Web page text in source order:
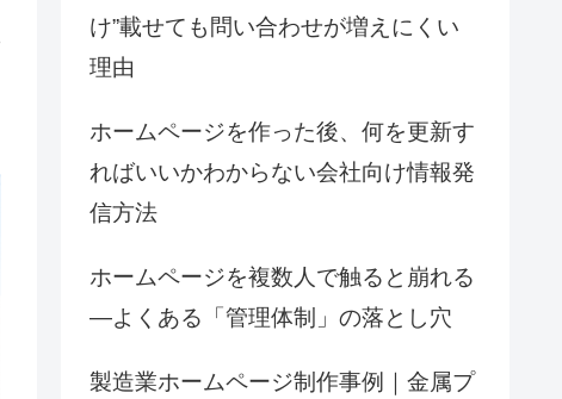
け”載せても問い合わせが増えにくい
理由
ホームページを作った後、何を更新す
ればいいかわからない会社向け情報発
信方法
ホームページを複数人で触ると崩れる
―よくある「管理体制」の落とし穴
製造業ホームページ制作事例｜金属プ